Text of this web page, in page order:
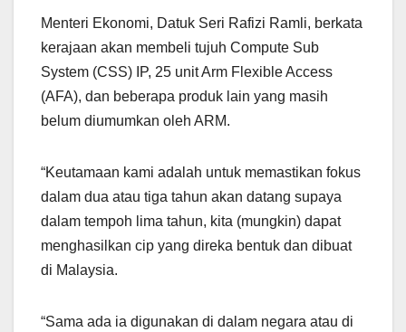
Menteri Ekonomi, Datuk Seri Rafizi Ramli, berkata
kerajaan akan membeli tujuh Compute Sub
System (CSS) IP, 25 unit Arm Flexible Access
(AFA), dan beberapa produk lain yang masih
belum diumumkan oleh ARM.
“Keutamaan kami adalah untuk memastikan fokus
dalam dua atau tiga tahun akan datang supaya
dalam tempoh lima tahun, kita (mungkin) dapat
menghasilkan cip yang direka bentuk dan dibuat
di Malaysia.
“Sama ada ia digunakan di dalam negara atau di